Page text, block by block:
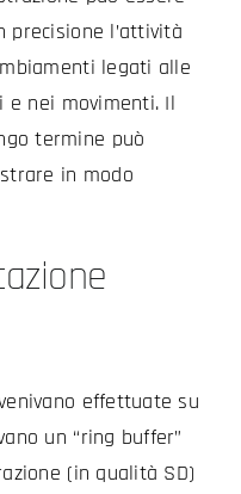
precisione l’attività
legati alle
e nei movimenti. Il
termine può
in modo
effettuate su
un “ring buffer”
(in qualità SD)